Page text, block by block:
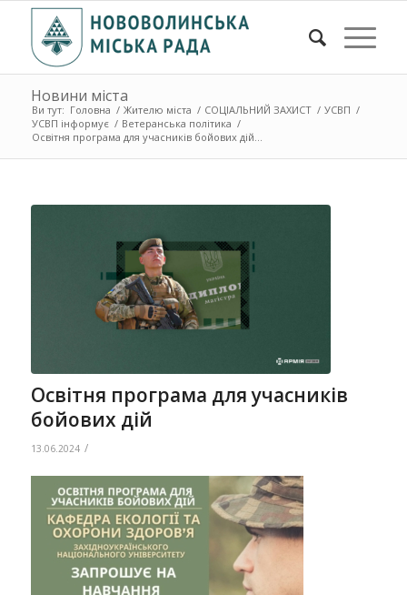
Новини міста
Ви тут: Головна / Жителю міста / СОЦІАЛЬНИЙ ЗАХИСТ / УСВП /
УСВП інформує / Ветеранська політика /
Освітня програма для учасників бойових дій...
Освітня програма для учасників
бойових дій
13.06.2024 /